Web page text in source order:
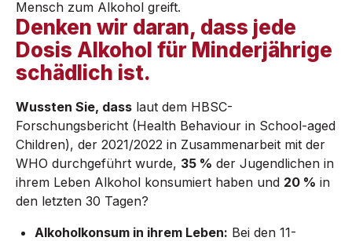
Mensch zum Alkohol greift.
Denken wir daran, dass jede
Dosis Alkohol für Minderjährige
schädlich ist.
Wussten Sie, dass laut dem HBSC-
Forschungsbericht (Health Behaviour in School-aged
Children), der 2021/2022 in Zusammenarbeit mit der
WHO durchgeführt wurde, 35 % der Jugendlichen in
ihrem Leben Alkohol konsumiert haben und 20 % in
den letzten 30 Tagen?
Alkoholkonsum in ihrem Leben: Bei den 11-